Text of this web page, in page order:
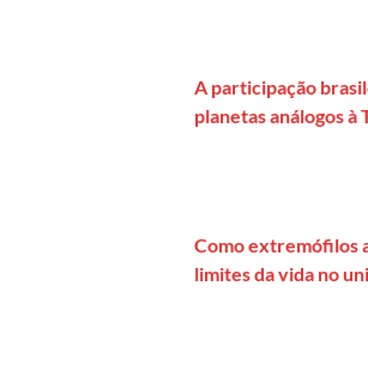
A participação
planetas análogos à
Como extremófilos
limites da vida no